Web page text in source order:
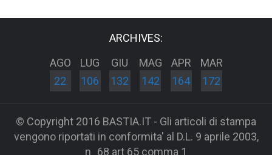
ARCHIVES:
AGO
22
LUG
106
GIU
132
MAG
142
APR
164
MAR
172
© Copyright 2016 BASTIA.IT - Gli articoli di stampa
vengono riportati in conformita' al D.L. 9 aprile 2003,
n_68 art 65 comma 1